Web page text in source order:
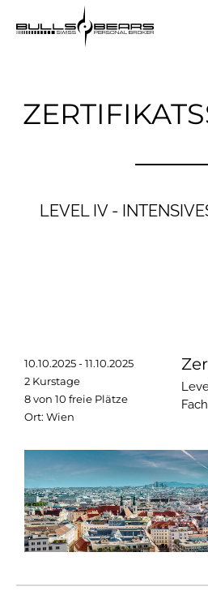
LEVEL IV -
10.10.2025 - 11.10.2025
2 Kurstage
8 von 10 freie Plätze
Ort: Wien